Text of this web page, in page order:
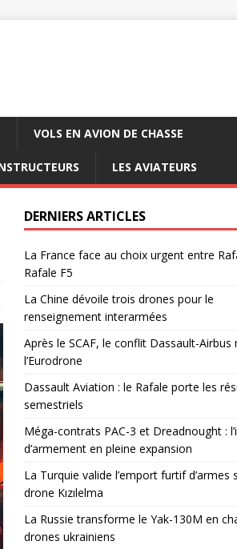
VOLS EN AVION DE CHASSE
LES AVIATEURS
DERNIERS ARTICLES
La France face au choix urgent entre
Rafale F5
La Chine dévoile trois drones pour le
renseignement interarmées
Après le SCAF, le conflit Dassault-Airbus
l’Eurodrone
Dassault Aviation : le Rafale porte les
semestriels
Méga-contrats PAC-3 et Dreadnought :
d’armement en pleine expansion
La Turquie valide l’emport furtif d’armes
drone Kızılelma
La Russie transforme le Yak-130M en
drones ukrainiens